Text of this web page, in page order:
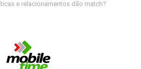
e relacionamentos dão match?